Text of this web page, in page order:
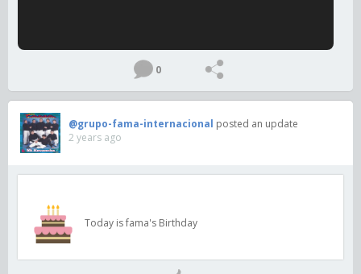
0
@grupo-fama-internacional posted an update
2 years ago
Today is fama's Birthday